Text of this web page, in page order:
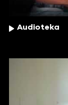
Audioteka